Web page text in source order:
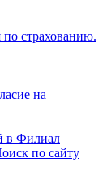
страхованию.
на
в Филиал
по сайту